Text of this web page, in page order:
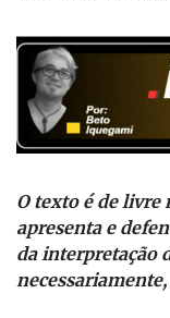
O texto é de livre
apresenta e
da interpretação